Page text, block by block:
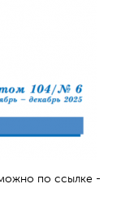
по ссылке -